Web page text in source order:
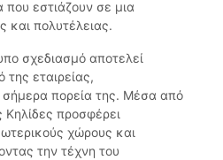
που εστιάζουν σε μια
και πολυτέλειας.
σχεδιασμό αποτελεί
της εταιρείας,
σήμερα πορεία της. Μέσα από
προσφέρει
χώρους και
την τέχνη του